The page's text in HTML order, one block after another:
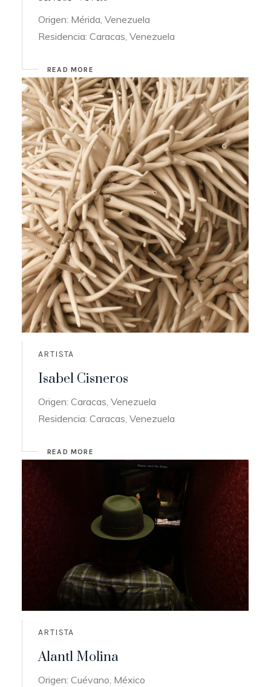
Origen: Mérida, Venezuela
Residencia: Caracas, Venezuela
READ MORE
ARTISTA
Isabel Cisneros
Origen: Caracas, Venezuela
Residencia: Caracas, Venezuela
READ MORE
ARTISTA
Alantl Molina
Origen: Cuévano, México